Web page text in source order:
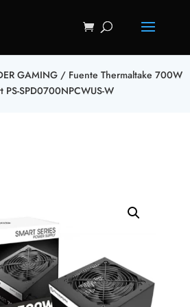
GAMING/ Fuente Thermaltake 700W
PS-SPD0700NPCWUS-W